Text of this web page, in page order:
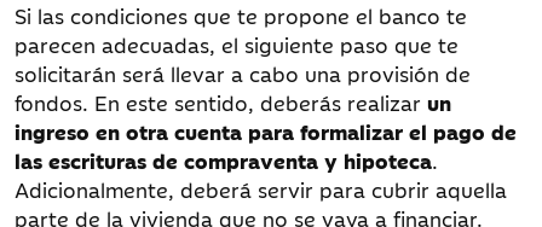
Si las condiciones que te propone el banco te
parecen adecuadas, el siguiente paso que te
solicitarán será llevar a cabo una provisión de
fondos. En este sentido, deberás realizar un
ingreso en otra cuenta para formalizar el pago de
las escrituras de compraventa y hipoteca.
Adicionalmente, deberá servir para cubrir aquella
parte de la vivienda que no se vaya a financiar.